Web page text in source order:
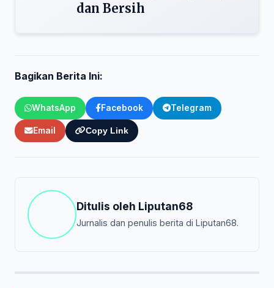
dan Bersih
Bagikan Berita Ini:
WhatsApp Facebook Telegram
Email Copy Link
Ditulis oleh Liputan68
Jurnalis dan penulis berita di Liputan68.